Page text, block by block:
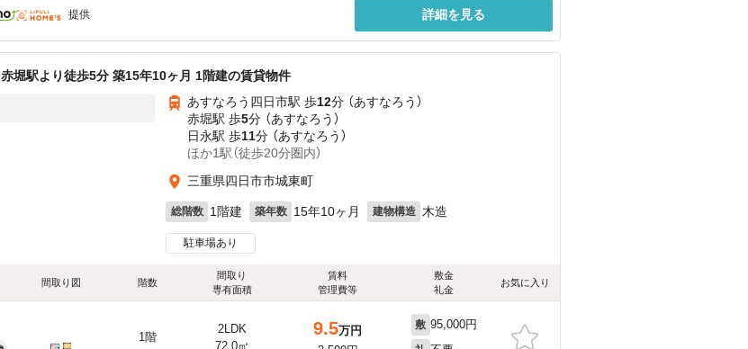
提供 詳細を見る
赤堀駅より徒歩5分 築15年10ヶ月 1階建の賃貸物件
あすなろう四日市駅 歩12分 （あすなろう）
赤堀駅 歩5分 （あすなろう）
日永駅 歩11分 （あすなろう）
ほか1駅（徒歩20分圏内）
三重県四日市市城東町
総階数 1階建 築年数 15年10ヶ月 建物構造 木造
駐車場あり
間取り図 階数
間取り
専有面積
賃料
管理費等
敷金
礼金
お気に入り
1階
2LDK
72.0㎡
9.5万円
敷 95,000円